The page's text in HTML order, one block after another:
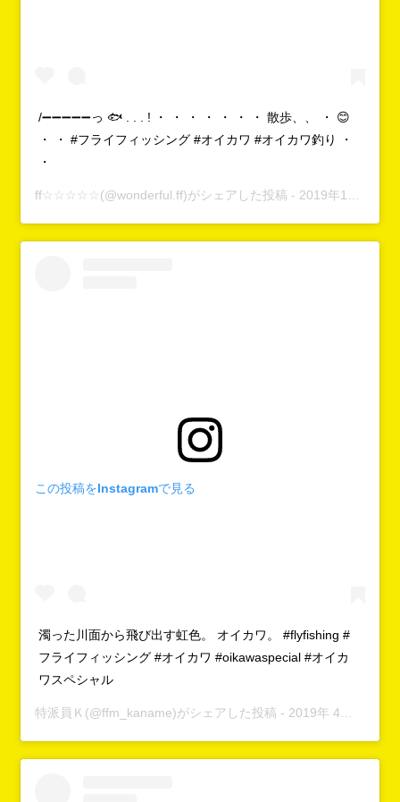
/➖➖➖➖➖っ 🐟 . . . ! ・ ・ ・ ・ ・ ・ ・ 散歩、、 ・ 😊
・ ・ #フライフィッシング #オイカワ #オイカワ釣り ・
・
ff☆☆☆☆☆(@wonderful.ff)がシェアした投稿 - 2019年11月月9日午後9時44分PST
この投稿をInstagramで見る
濁った川面から飛び出す虹色。 オイカワ。 #flyfishing #
フライフィッシング #オイカワ #oikawaspecial #オイカ
ワスペシャル
特派員Ｋ (@ffm_kaname)がシェアした投稿 - 2019年 4月月29日午前6時05分PDT